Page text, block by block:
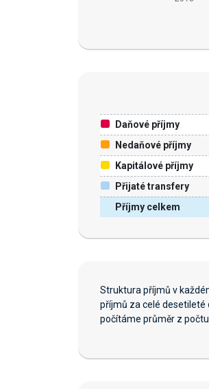
Příjmy celkem
Daňové příjmy
Nedaňové příjmy
Kapitálové příjmy
Přijaté transfery
Struktura příjmů v
příjmů za celé desetileté
počítáme průměr z